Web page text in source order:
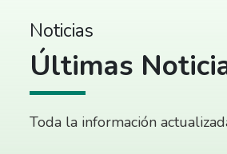
Noticias
Últimas
Toda la información